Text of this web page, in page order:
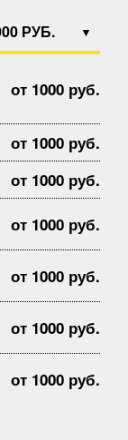
РУБ.
от 1000 руб.
от 1000 руб.
от 1000 руб.
от 1000 руб.
от 1000 руб.
от 1000 руб.
от 1000 руб.